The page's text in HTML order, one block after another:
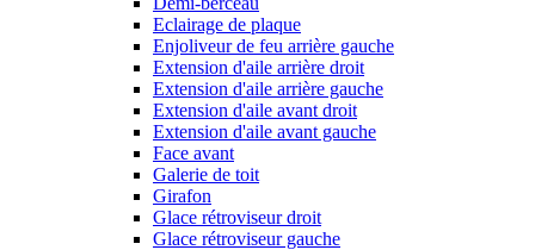
Eclairage de plaque
Enjoliveur de feu arrière gauche
Extension d'aile arrière droit
Extension d'aile arrière gauche
Extension d'aile avant droit
Extension d'aile avant gauche
Face avant
Galerie de toit
Girafon
Glace rétroviseur droit
Glace rétroviseur gauche